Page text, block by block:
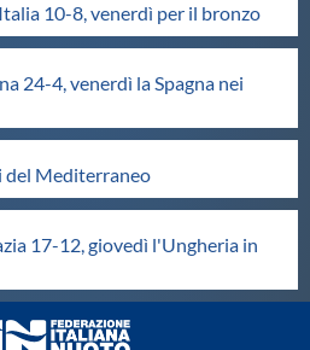
10-8, venerdì per il bronzo
24-4, venerdì la Spagna nei
del Mediterraneo
17-12, giovedì l'Ungheria in